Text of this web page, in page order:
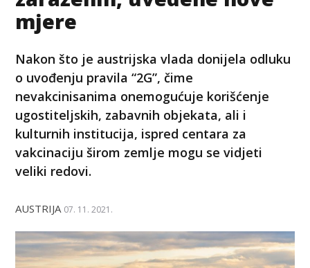
mjere
Nakon što je austrijska vlada donijela odluku
o uvođenju pravila “2G”, čime
nevakcinisanima onemogućuje korišćenje
ugostiteljskih, zabavnih objekata, ali i
kulturnih institucija, ispred centara za
vakcinaciju širom zemlje mogu se vidjeti
veliki redovi.
AUSTRIJA 07. 11. 2021.